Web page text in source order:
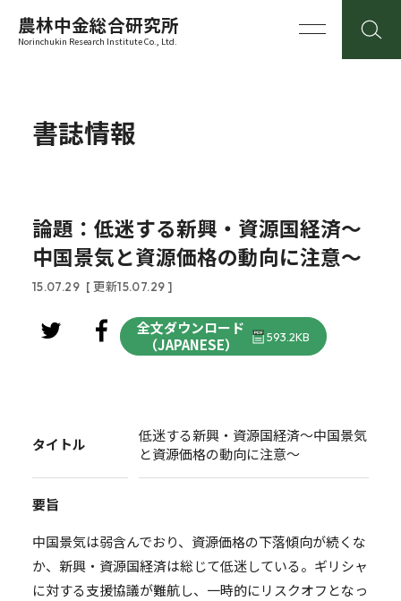
農林中金総合研究所
Norinchukin Research Institute Co., Ltd.
書誌情報
論題：低迷する新興・資源国経済～
中国景気と資源価格の動向に注意～
15.07.29 [ 更新15.07.29 ]
全文ダウンロード
（JAPANESE）
593.2KB
タイトル
低迷する新興・資源国経済～中国景気
と資源価格の動向に注意～
要旨
中国景気は弱含んでおり、資源価格の下落傾向が続くな
か、新興・資源国経済は総じて低迷している。ギリシャ
に対する支援協議が難航し、一時的にリスクオフとなっ